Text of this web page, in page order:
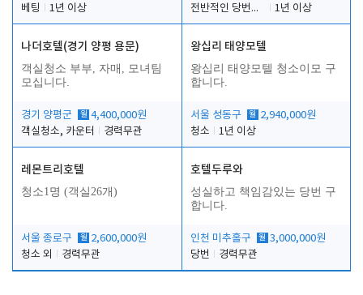
베팅
1년 이상
전반적인 당번업무
1년 이상
나더호텔(경기 양평 용문)
객실청소 부부, 자매, 모녀팀
모십니다.
경기 양평군 월 4,400,000원
객실청소, 카운터
경력무관
왕십리 태양모텔
왕십리 태양모텔 청소이모 구
합니다.
서울 성동구 월 2,940,000원
청소
1년 이상
레몬트리호텔
청소1명 (객실26개)
서울 종로구 월 2,600,000원
청소 외
경력무관
호텔두루와
성실하고 책임감있는 당번 구
합니다.
인천 미추홀구 월 3,000,000원
당번
경력무관